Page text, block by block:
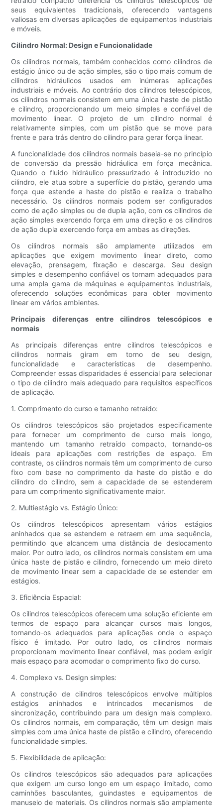
seus equivalentes tradicionais, oferecendo vantagens
valiosas em diversas aplicações de equipamentos industriais
e móveis.
Cilindro Normal: Design e Funcionalidade
Os cilindros normais, também conhecidos como cilindros de
estágio único ou de ação simples, são o tipo mais comum de
cilindros hidráulicos usados ​​em inúmeras aplicações
industriais e móveis. Ao contrário dos cilindros telescópicos,
os cilindros normais consistem em uma única haste de pistão
e cilindro, proporcionando um meio simples e confiável de
movimento linear. O projeto de um cilindro normal é
relativamente simples, com um pistão que se move para
frente e para trás dentro do cilindro para gerar força linear.
A funcionalidade dos cilindros normais baseia-se no princípio
de conversão da pressão hidráulica em força mecânica.
Quando o fluido hidráulico pressurizado é introduzido no
cilindro, ele atua sobre a superfície do pistão, gerando uma
força que estende a haste do pistão e realiza o trabalho
necessário. Os cilindros normais podem ser configurados
como de ação simples ou de dupla ação, com os cilindros de
ação simples exercendo força em uma direção e os cilindros
de ação dupla exercendo força em ambas as direções.
Os cilindros normais são amplamente utilizados em
aplicações que exigem movimento linear direto, como
elevação, prensagem, fixação e descarga. Seu design
simples e desempenho confiável os tornam adequados para
uma ampla gama de máquinas e equipamentos industriais,
oferecendo soluções econômicas para obter movimento
linear em vários ambientes.
Principais diferenças entre cilindros telescópicos e
normais
As principais diferenças entre cilindros telescópicos e
cilindros normais giram em torno de seu design,
funcionalidade e características de desempenho.
Compreender essas disparidades é essencial para selecionar
o tipo de cilindro mais adequado para requisitos específicos
de aplicação.
1. Comprimento do curso e tamanho retraído:
Os cilindros telescópicos são projetados especificamente
para fornecer um comprimento de curso mais longo,
mantendo um tamanho retraído compacto, tornando-os
ideais para aplicações com restrições de espaço. Em
contraste, os cilindros normais têm um comprimento de curso
fixo com base no comprimento da haste do pistão e do
cilindro do cilindro, sem a capacidade de se estenderem
para um comprimento significativamente maior.
2. Multiestágio vs. Estágio Único:
Os cilindros telescópicos apresentam vários estágios
aninhados que se estendem e retraem em uma sequência,
permitindo que alcancem uma distância de deslocamento
maior. Por outro lado, os cilindros normais consistem em uma
única haste de pistão e cilindro, fornecendo um meio direto
de movimento linear sem a capacidade de se estender em
estágios.
3. Eficiência Espacial:
Os cilindros telescópicos oferecem uma solução eficiente em
termos de espaço para alcançar cursos mais longos,
tornando-os adequados para aplicações onde o espaço
físico é limitado. Por outro lado, os cilindros normais
proporcionam movimento linear confiável, mas podem exigir
mais espaço para acomodar o comprimento fixo do curso.
4. Complexo vs. Design simples:
A construção de cilindros telescópicos envolve múltiplos
estágios aninhados e intrincados mecanismos de
sincronização, contribuindo para um design mais complexo.
Os cilindros normais, em comparação, têm um design mais
simples com uma única haste de pistão e cilindro, oferecendo
funcionalidade simples.
5. Flexibilidade de aplicação:
Os cilindros telescópicos são adequados para aplicações
que exigem um curso longo em um espaço limitado, como
caminhões basculantes, guindastes e equipamentos de
manuseio de materiais. Os cilindros normais são amplamente